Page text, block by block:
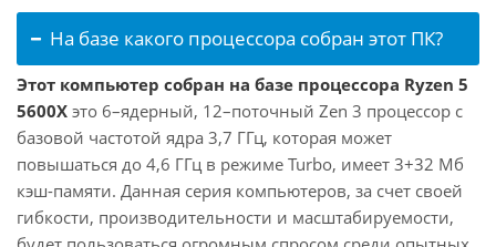
На базе какого процессора собран этот ПК?
Этот компьютер собран на базе процессора Ryzen 5
5600X это 6–ядерный, 12–поточный Zen 3 процессор с
базовой частотой ядра 3,7 ГГц, которая может
повышаться до 4,6 ГГц в режиме Turbo, имеет 3+32 Мб
кэш-памяти. Данная серия компьютеров, за счет своей
гибкости, производительности и масштабируемости,